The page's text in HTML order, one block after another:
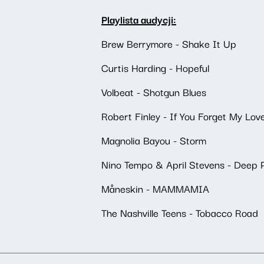
Playlista audycji:
Brew Berrymore - Shake It Up
Curtis Harding - Hopeful
Volbeat - Shotgun Blues
Robert Finley - If You Forget My
Magnolia Bayou - Storm
Nino Tempo & April Stevens - Deep
Måneskin - MAMMAMIA
The Nashville Teens - Tobacco Road